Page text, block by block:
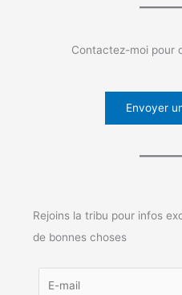
Contactez-moi pour
Envoyer
Rejoins la tribu pour infos
de bonnes choses